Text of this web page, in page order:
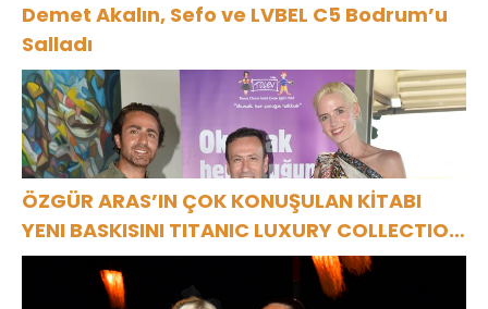
Demet Akalın, Sefo ve LVBEL C5 Bodrum’u
Salladı
ÖZGÜR ARAS’IN ÇOK KONUŞULAN KİTABI
YENI BASKISINI TITANIC LUXURY COLLECTION
BODRUM’DA KUTLADI